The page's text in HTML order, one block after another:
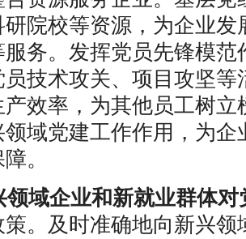
院校等资源，为企业
务。发挥党员先锋模
员技术攻关、项目攻坚
效率，为其他员工树
域党建工作作用，为
。
领域企业和新就业群体
。及时准确地向新兴